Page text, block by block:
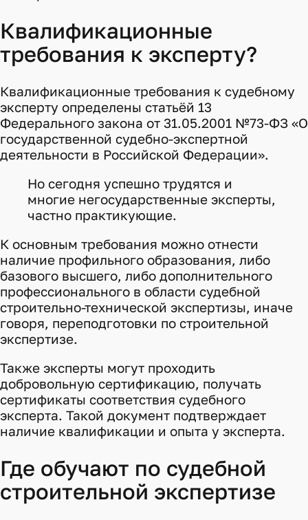
Квалификационные
требования к эксперту?
Квалификационные требования к судебному
эксперту определены статьёй 13
Федерального закона от 31.05.2001 №73-ФЗ «О
государственной судебно-экспертной
деятельности в Российской Федерации».
Но сегодня успешно трудятся и
многие негосударственные эксперты,
частно практикующие.
К основным требования можно отнести
наличие профильного образования, либо
базового высшего, либо дополнительного
профессионального в области судебной
строительно-технической экспертизы, иначе
говоря, переподготовки по строительной
экспертизе.
Также эксперты могут проходить
добровольную сертификацию, получать
сертификаты соответствия судебного
эксперта. Такой документ подтверждает
наличие квалификации и опыта у эксперта.
Где обучают по судебной
строительной экспертизе